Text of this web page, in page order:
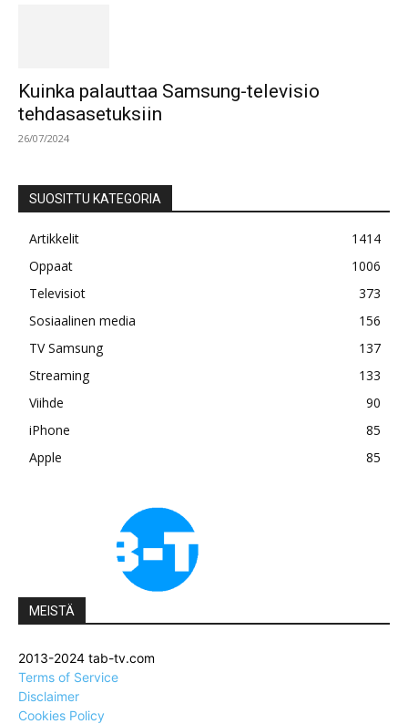
Kuinka palauttaa Samsung-televisio
tehdasasetuksiin
26/07/2024
SUOSITTU KATEGORIA
Artikkelit
1414
Oppaat
1006
Televisiot
373
Sosiaalinen media
156
TV Samsung
137
Streaming
133
Viihde
90
iPhone
85
Apple
85
MEISTÄ
2013-2024 tab-tv.com
Terms of Service
Disclaimer
Cookies Policy